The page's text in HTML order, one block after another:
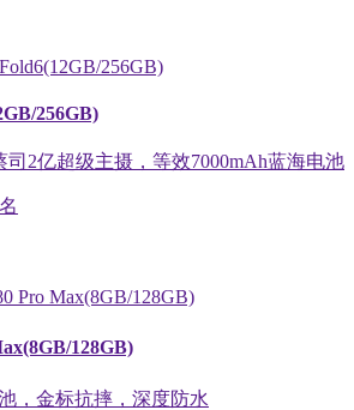
256GB)
司2亿超级主摄，等效7000mAh蓝海电池
名
128GB)
，金标抗摔，深度防水